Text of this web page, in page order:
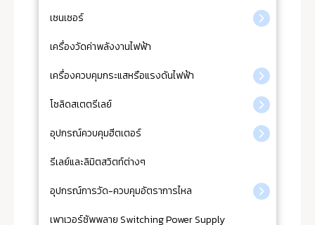
เซนเซอร์
เครื่องวัดค่าพลังงานไฟฟ้า
เครื่องควบคุมกระแสหรือแรงดันไฟฟ้า
โซลิดสเตตรีเลย์
อุปกรณ์ควบคุมฮีตเตอร์
รีเลย์และลิมิตสวิตท์ต่างๆ
อุปกรณ์การวัด-ควบคุมอัตราการไหล
เพาเวอร์ซัพพลาย Switching Power Supply